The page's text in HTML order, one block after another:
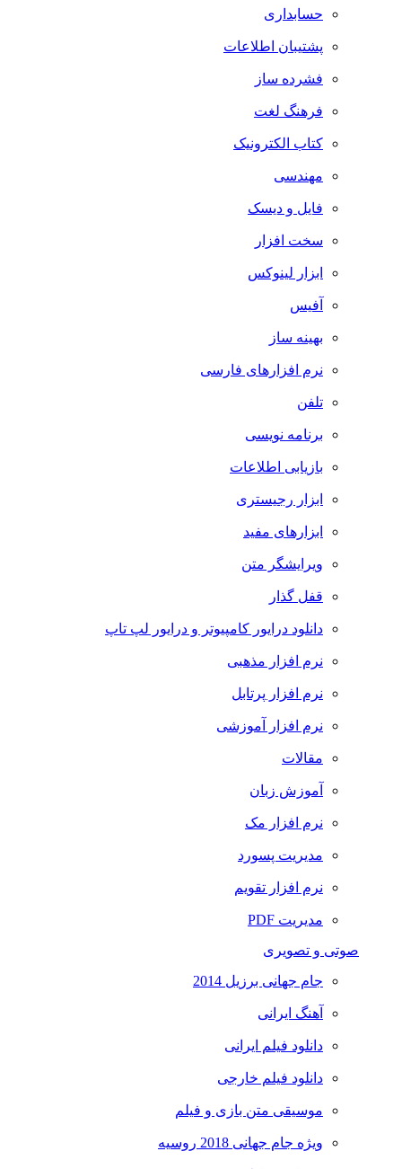
حسابداری
پشتیبان اطلاعات
فشرده ساز
فرهنگ لغت
کتاب الکترونیک
مهندسی
فایل و دیسک
سخت افزار
ابزار لینوکس
آفیس
بهینه ساز
نرم افزارهای فارسی
تلفن
برنامه نویسی
بازیابی اطلاعات
ابزار رجیستری
ابزارهای مفید
ویرایشگر متن
قفل گذار
دانلود درایور کامپیوتر و درایور لپ تاپ
نرم افزار مذهبی
نرم افزار پرتابل
نرم افزار آموزشی
مقالات
آموزش زبان
نرم افزار مک
مدیریت پسورد
نرم افزار تقویم
مدیریت PDF
صوتی و تصویری
جام جهانی برزیل 2014
آهنگ ایرانی
دانلود فیلم ایرانی
دانلود فیلم خارجی
موسیقی متن بازی و فیلم
ویژه جام جهانی 2018 روسیه